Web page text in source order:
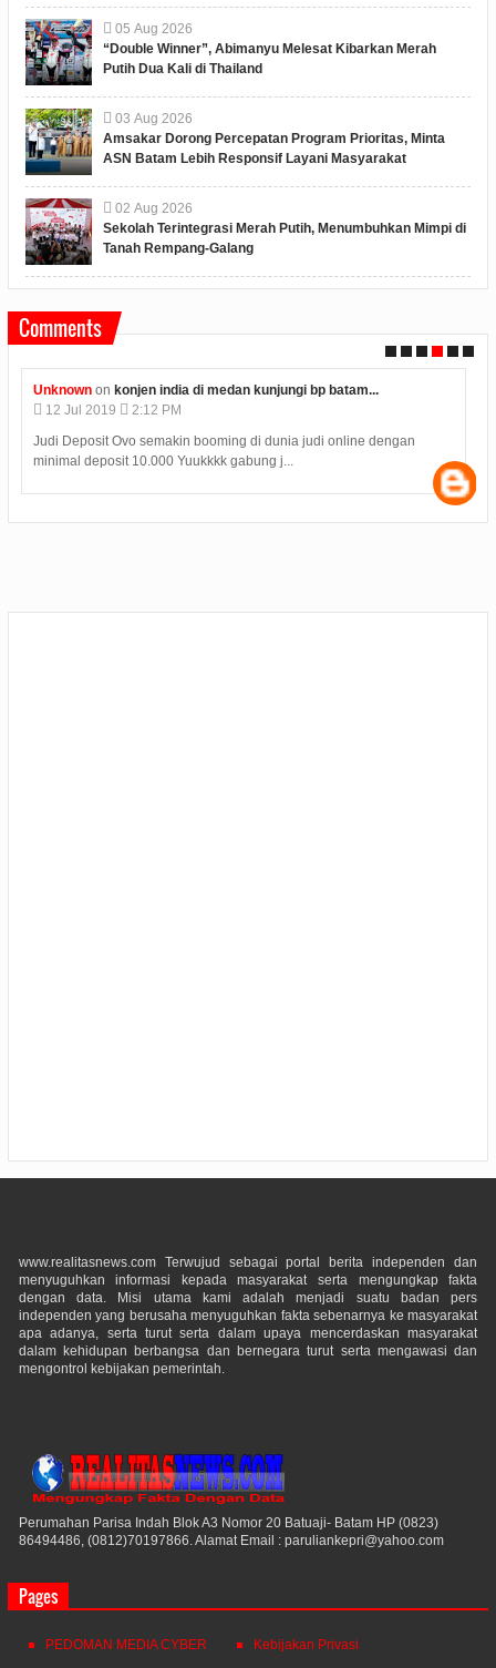
05 Aug 2026
“Double Winner”, Abimanyu Melesat Kibarkan Merah
Putih Dua Kali di Thailand
03 Aug 2026
Amsakar Dorong Percepatan Program Prioritas, Minta
ASN Batam Lebih Responsif Layani Masyarakat
02 Aug 2026
Sekolah Terintegrasi Merah Putih, Menumbuhkan Mimpi di
Tanah Rempang-Galang
Comments
Unknownon konjen india di medan kunjungi bp batam...
12 Jul 2019
2:12 PM
Judi Deposit Ovo semakin booming di dunia judi online dengan
minimal deposit 10.000 Yuukkkk gabung j...
www.realitasnews.com Terwujud sebagai portal berita independen dan
menyuguhkan informasi kepada masyarakat serta mengungkap fakta
dengan data. Misi utama kami adalah menjadi suatu badan pers
independen yang berusaha menyuguhkan fakta sebenarnya ke masyarakat
apa adanya, serta turut serta dalam upaya mencerdaskan masyarakat
dalam kehidupan berbangsa dan bernegara turut serta mengawasi dan
mengontrol kebijakan pemerintah.
Perumahan Parisa Indah Blok A3 Nomor 20 Batuaji- Batam HP (0823)
86494486, (0812)70197866. Alamat Email : paruliankepri@yahoo.com
Pages
PEDOMAN MEDIA CYBER Kebijakan Privasi